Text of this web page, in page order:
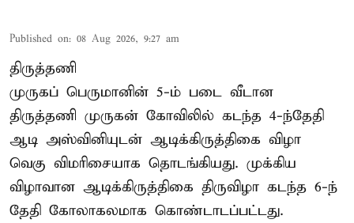
Published on: 08 Aug 2026, 9:27 am
திருத்தணி
முருகப் பெருமானின் 5-ம் படை வீடான
திருத்தணி முருகன் கோவிலில் கடந்த 4-ந்தேதி
ஆடி அஸ்வினியுடன் ஆடிக்கிருத்திகை விழா
வெகு விமரிசையாக தொடங்கியது. முக்கிய
விழாவான ஆடிக்கிருத்திகை திருவிழா கடந்த 6-ந்
தேதி கோலாகலமாக கொண்டாடப்பட்டது.